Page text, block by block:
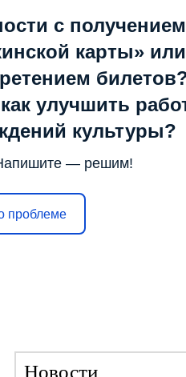
с получением
карты» или
улучшить
культуры?
— решим!
проблеме
Новости